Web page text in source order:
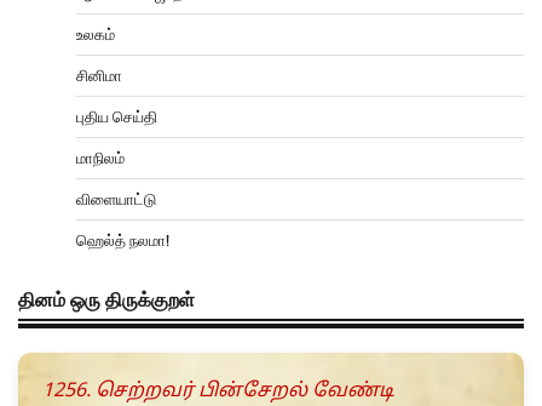
உலகம்
சினிமா
புதிய செய்தி
மாநிலம்
விளையாட்டு
ஹெல்த் நலமா!
தினம் ஒரு திருக்குறள்
1256. செற்றவர் பின்சேறல் வேண்டி